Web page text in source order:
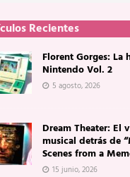
Recientes
Florent Gorges: La
Nintendo Vol. 2
5 agosto, 2026
Dream Theater: El
musical detrás de
Scenes from a
15 junio, 2026